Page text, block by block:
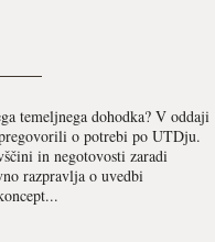
temeljnega dohodka? V oddaji
o potrebi po UTDju.
in negotovosti zaradi
razpravlja o uvedbi